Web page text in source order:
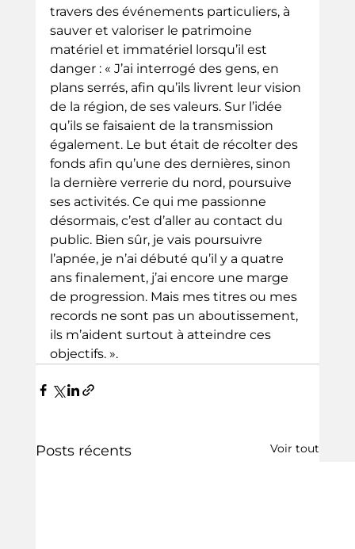
travers des événements particuliers, à
sauver et valoriser le patrimoine
matériel et immatériel lorsqu’il est
danger : « J’ai interrogé des gens, en
plans serrés, afin qu’ils livrent leur vision
de la région, de ses valeurs. Sur l’idée
qu’ils se faisaient de la transmission
également. Le but était de récolter des
fonds afin qu’une des dernières, sinon
la dernière verrerie du nord, poursuive
ses activités. Ce qui me passionne
désormais, c’est d’aller au contact du
public. Bien sûr, je vais poursuivre
l’apnée, je n’ai débuté qu’il y a quatre
ans finalement, j’ai encore une marge
de progression. Mais mes titres ou mes
records ne sont pas un aboutissement,
ils m’aident surtout à atteindre ces
objectifs. ».
Posts récents Voir tout